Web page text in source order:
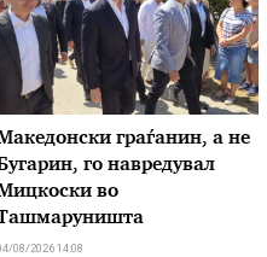
граѓанин, а не
го навредувал
во
08/2026 14:08